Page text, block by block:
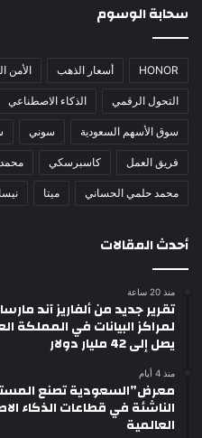
سحابة الوسوم
HONOR أسعار الذهب الأمن
التحول الرقمي الذكاء الاصطناعي
سوق الأسهم السعودية سوني
فريق العمل كاسبرسكي
محمد حلمي الحساني ميتا
أحدث المقالات
منذ 20 ساعة
تقرير جديد من ألفاريز آند
لمراكز البيانات في المملكة
يصل إلى 42 مليار دولار
منذ 4 أيام
معرض”السعودية تصنع
الناشئة في قطاعات الذكاء
العالمية